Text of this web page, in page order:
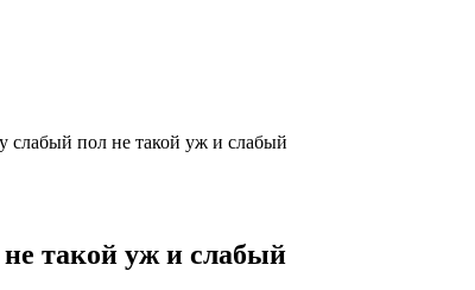
пол не такой уж и слабый
такой уж и слабый